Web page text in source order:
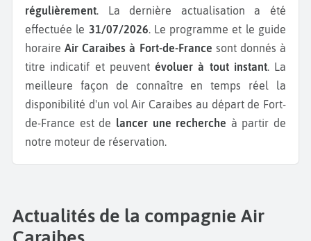
régulièrement. La dernière actualisation a été
effectuée le 31/07/2026. Le programme et le guide
horaireAir Caraibes à Fort-de-France sont donnés à
titre indicatif et peuvent évoluer à tout instant. La
meilleure façon de connaître en temps réel la
disponibilité d'un vol Air Caraibes au départ de Fort-
de-France est de lancer une recherche à partir de
notre moteur de réservation.
Actualités de la compagnie Air